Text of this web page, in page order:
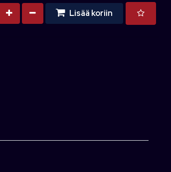
Kasvata määrää
Vähennä määrää
Lisää koriin